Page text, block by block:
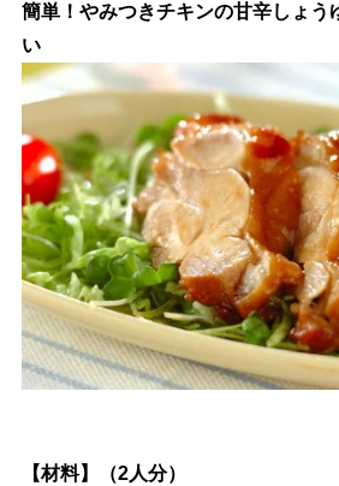
簡単！やみつきチキンの甘辛しょう
い
【材料】（2人分）